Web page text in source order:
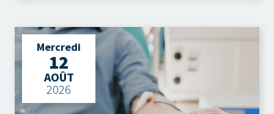
Mercredi
12
AOÛT
2026